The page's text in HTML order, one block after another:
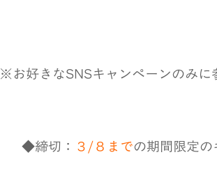
※お好きなSNSキャンペーンのみに
◆締切： ３/８までの期間限定の